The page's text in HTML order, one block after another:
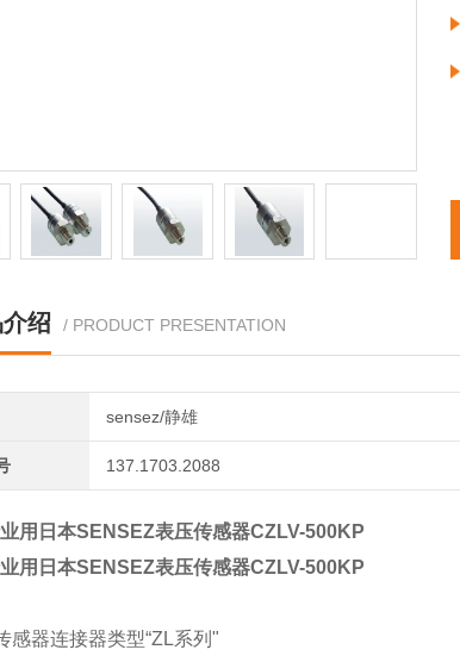
绍 / PRODUCT PRESENTATION
sensez/静雄
137.1703.2088
用日本SENSEZ表压传感器CZLV-500KP
用日本SENSEZ表压传感器CZLV-500KP
感器连接器类型“ZL系列"